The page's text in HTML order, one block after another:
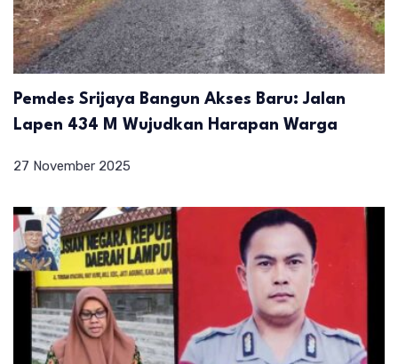
Pemdes Srijaya Bangun Akses Baru: Jalan
Lapen 434 M Wujudkan Harapan Warga
27 November 2025